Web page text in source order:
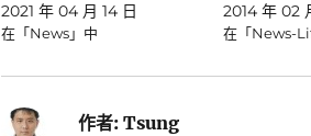
2021 年 04 月 14 日
在「News」中
2014 年 02
在「News-
作者:Tsung